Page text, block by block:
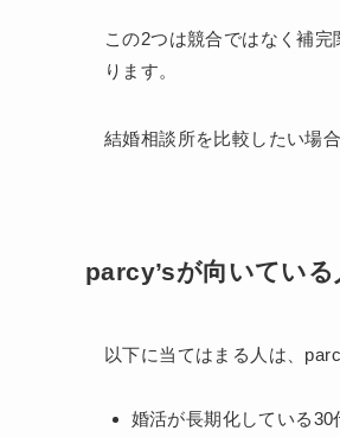
この2つは競合ではなく補
ります。
結婚相談所を比較したい場
parcy’sが向いている
以下に当てはまる人は、
婚活が長期化している30